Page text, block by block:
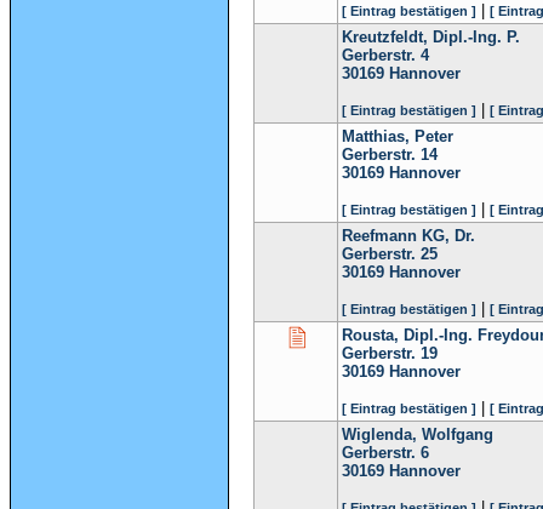
[ Eintrag bestätigen ] [
Kreutzfeldt, Dipl.-Ing. P.
Gerberstr. 4
30169 Hannover
[ Eintrag bestätigen ] [
Matthias, Peter
Gerberstr. 14
30169 Hannover
[ Eintrag bestätigen ] [
Reefmann KG, Dr.
Gerberstr. 25
30169 Hannover
[ Eintrag bestätigen ] [
Rousta, Dipl.-Ing.
Gerberstr. 19
30169 Hannover
[ Eintrag bestätigen ] [
Wiglenda, Wolfgang
Gerberstr. 6
30169 Hannover